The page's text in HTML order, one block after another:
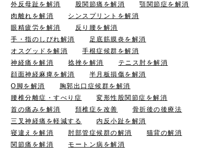
外反母趾を解消
股関節痛を解消
顎関節症を解消
肉離れを解消
シンスプリントを解消
眼精疲労を解消
反り腰を解消
手・指のしびれ解消
足底筋膜炎を解消
オスグッドを解消
手根症候群を解消
神経痛を解消
捻挫を解消
テニス肘を解消
顔面神経麻痺を解消
半月板損傷を解消
O脚を解消
胸郭出口症候群を解消
腰椎分離症・すべり症
変形性股関節症を解消
首の痛みを解消
頚椎症を改善
骨折後の後療法
三叉神経痛を軽減する
内反小趾を解消
寝違えを解消
肘部管症候群の解消
猫背の解消
関節痛を解消
モートン病を解消